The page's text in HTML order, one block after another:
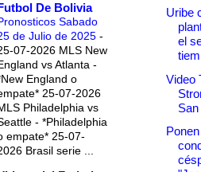
De Bolivia
Sabado
de Julio de 2025 -
07-2026 MLS New
vs Atlanta -
England o
25-07-2026
Philadelphia vs
- *Philadelphia
empate* 25-07-
Brasil serie ...
Uribe
el
Video